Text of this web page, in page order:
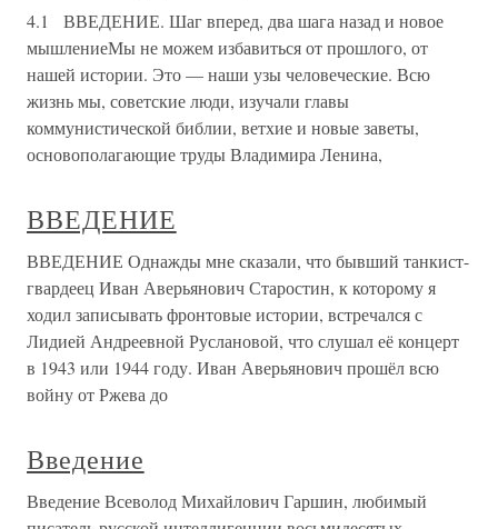
4.1 ВВЕДЕНИЕ. Шаг вперед, два шага назад и новое
мышлениеМы не можем избавиться от прошлого, от
нашей истории. Это — наши узы человеческие. Всю
жизнь мы, советские люди, изучали главы
коммунистической библии, ветхие и новые заветы,
основополагающие труды Владимира Ленина,
ВВЕДЕНИЕ
ВВЕДЕНИЕ Однажды мне сказали, что бывший танкист-
гвардеец Иван Аверьянович Старостин, к которому я
ходил записывать фронтовые истории, встречался с
Лидией Андреевной Руслановой, что слушал её концерт
в 1943 или 1944 году. Иван Аверьянович прошёл всю
войну от Ржева до
Введение
Введение Всеволод Михайлович Гаршин, любимый